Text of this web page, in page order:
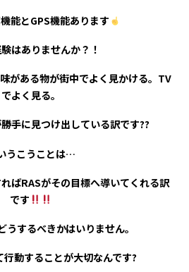
能とGPS機能あります
はありませんか？！
がある物が街中でよく見かける。 TV
でよく見る。
手に見つけ出している訳です??
うこうことは…
ばRASがその目標へ導いてくれる訳
です
うするべきかはいりません。
行動することが大切なんです?